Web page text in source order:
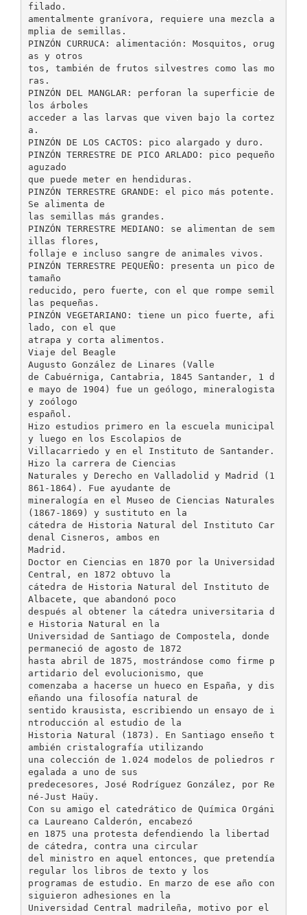
filado.
amentalmente granívora, requiere una mezcla a
mplia de semillas.
PINZÓN CURRUCA: alimentación: Mosquitos, orug
as y otros
tos, también de frutos silvestres como las mo
ras.
PINZÓN DEL MANGLAR: perforan la superficie de
los árboles
acceder a las larvas que viven bajo la cortez
a.
PINZÓN DE LOS CACTOS: pico alargado y duro.
PINZÓN TERRESTRE DE PICO ARLADO: pico pequeño
aguzado
que puede meter en hendiduras.
PINZÓN TERRESTRE GRANDE: el pico más potente.
Se alimenta de
las semillas más grandes.
PINZÓN TERRESTRE MEDIANO: se alimentan de sem
illas flores,
follaje e incluso sangre de animales vivos.
PINZÓN TERRESTRE PEQUEÑO: presenta un pico de
tamaño
reducido, pero fuerte, con el que rompe semil
las pequeñas.
PINZÓN VEGETARIANO: tiene un pico fuerte, afi
lado, con el que
atrapa y corta alimentos.
Viaje del Beagle
Augusto González de Linares (Valle
de Cabuérniga, Cantabria, 1845 Santander, 1 d
e mayo de 1904) fue un geólogo, mineralogista
y zoólogo
español.
Hizo estudios primero en la escuela municipal
y luego en los Escolapios de
Villacarriedo y en el Instituto de Santander.
Hizo la carrera de Ciencias
Naturales y Derecho en Valladolid y Madrid (1
861-1864). Fue ayudante de
mineralogía en el Museo de Ciencias Naturales
(1867-1869) y sustituto en la
cátedra de Historia Natural del Instituto Car
denal Cisneros, ambos en
Madrid.
Doctor en Ciencias en 1870 por la Universidad
Central, en 1872 obtuvo la
cátedra de Historia Natural del Instituto de
Albacete, que abandonó poco
después al obtener la cátedra universitaria d
e Historia Natural en la
Universidad de Santiago de Compostela, donde
permaneció de agosto de 1872
hasta abril de 1875, mostrándose como firme p
artidario del evolucionismo, que
comenzaba a hacerse un hueco en España, y dis
eñando una filosofía natural de
sentido krausista, escribiendo un ensayo de i
ntroducción al estudio de la
Historia Natural (1873). En Santiago enseño t
ambién cristalografía utilizando
una colección de 1.024 modelos de poliedros r
egalada a uno de sus
predecesores, José Rodríguez González, por Re
né-Just Haüy.
Con su amigo el catedrático de Química Orgáni
ca Laureano Calderón, encabezó
en 1875 una protesta defendiendo la libertad
de cátedra, contra una circular
del ministro en aquel entonces, que pretendía
regular los libros de texto y los
programas de estudio. En marzo de ese año con
siguieron adhesiones en la
Universidad Central madrileña, motivo por el